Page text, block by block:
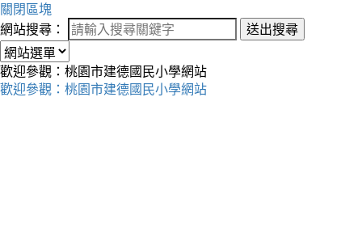
關閉區塊
網站搜尋：
送出搜尋
歡迎參觀：桃園市建德國民小學網站
歡迎參觀：桃園市建德國民小學網站